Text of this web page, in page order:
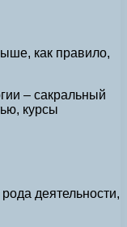
как правило,
– сакральный
курсы
деятельности,